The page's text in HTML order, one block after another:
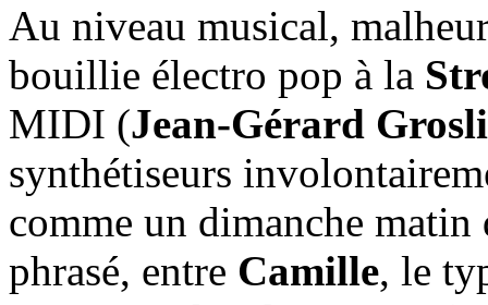
Au niveau musical,
bouillie électro pop à la
MIDI (Jean-Gérard
synthétiseurs
comme un dimanche
phrasé, entre Camille, le